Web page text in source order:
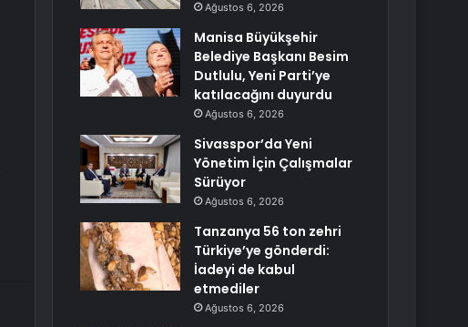
Ağustos 6, 2026
Manisa Büyükşehir
Belediye Başkanı Besim
Dutlulu, Yeni Parti’ye
katılacağını duyurdu
Ağustos 6, 2026
Sivasspor’da Yeni
Yönetim İçin Çalışmalar
Sürüyor
Ağustos 6, 2026
Tanzanya 56 ton zehri
Türkiye’ye gönderdi:
İadeyi de kabul
etmediler
Ağustos 6, 2026